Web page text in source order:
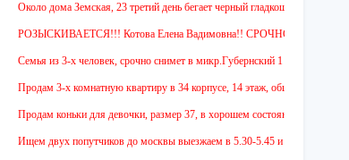
Около дома Земская, 23 третий день бегает черный гладкошерстый
РОЗЫСКИВАЕТСЯ!!! Котова Елена Вадимовна!! СРОЧНО
Семья из 3-х человек, срочно снимет в микр.Губернский 1 или 2-х
Продам 3-х комнатную квартиру в 34 корпусе, 14 этаж, общ. пл. 88 м. Цена
Продам коньки для девочки, размер 37, в хорошем состоянии.
Ищем двух попутчиков до москвы выезжаем в 5.30-5.45 и обратно в 18.00 с